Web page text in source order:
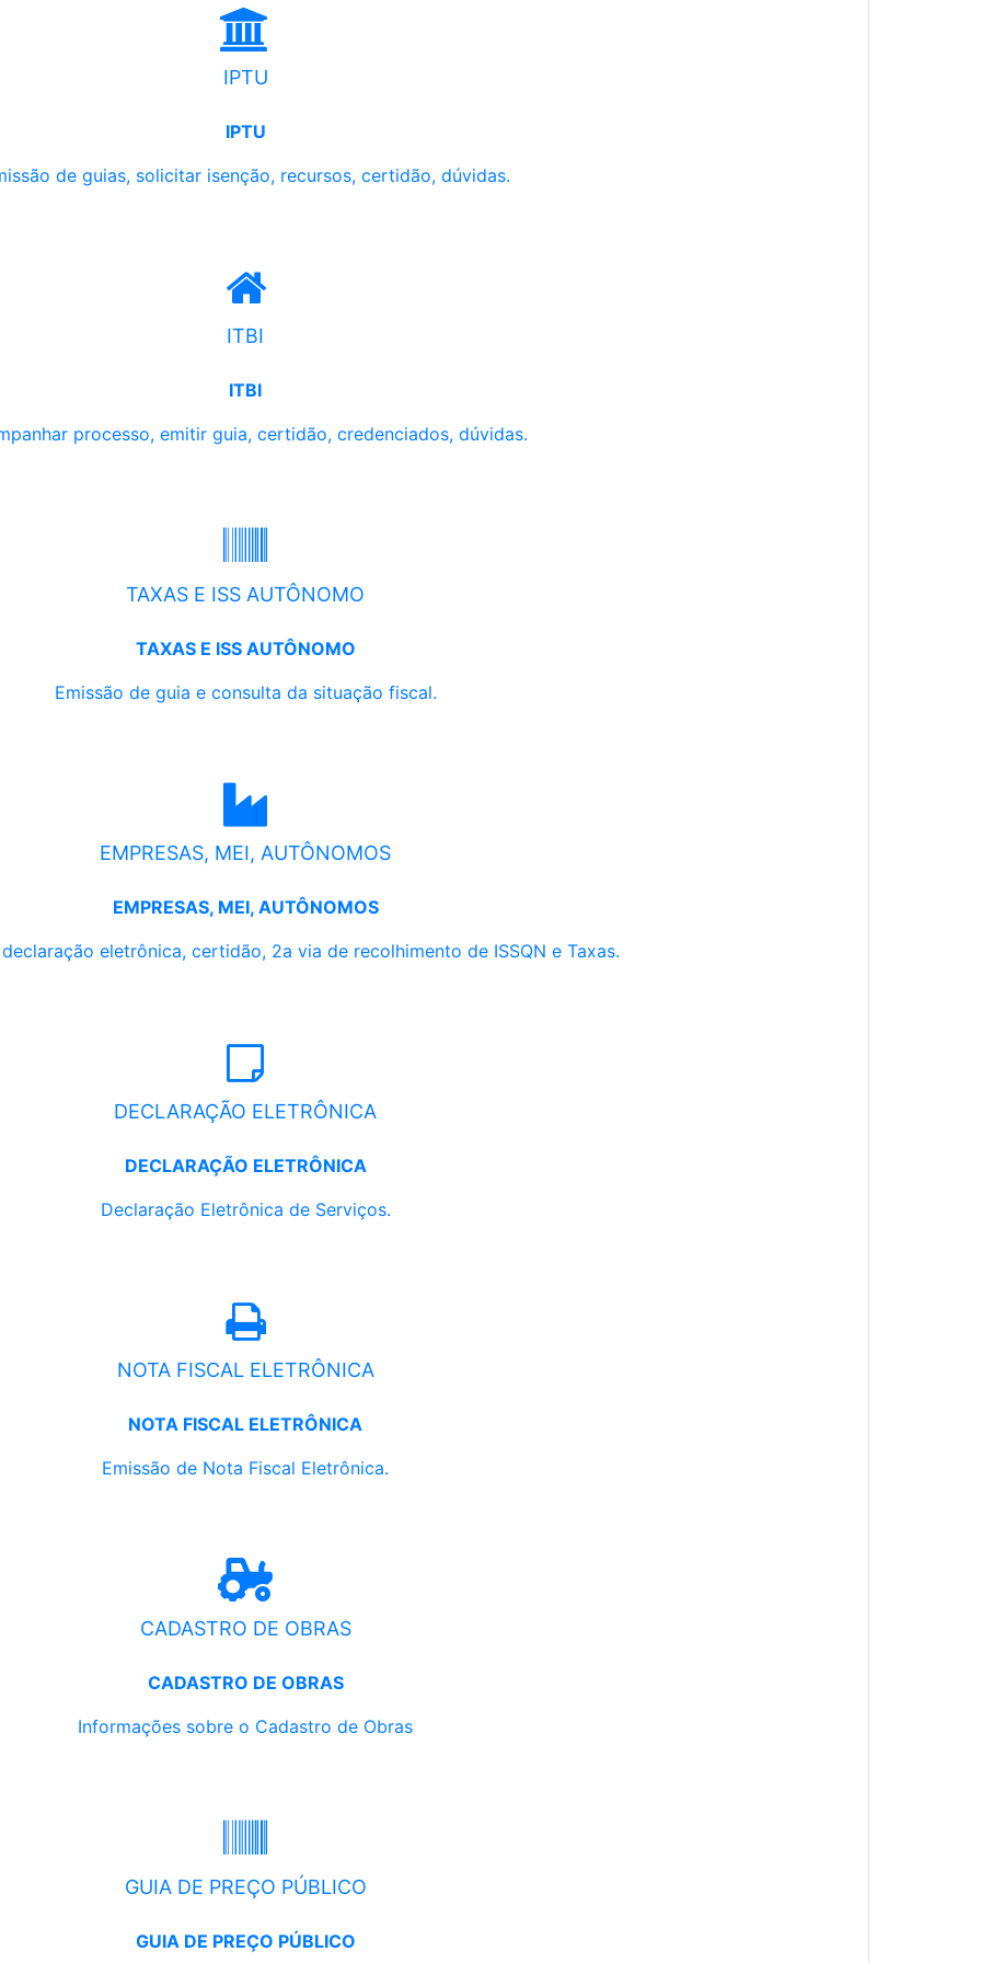
IPTU
IPTU
de guias, solicitar isenção, recursos, certidão, dúvidas.
ITBI
ITBI
processo, emitir guia, certidão, credenciados, dúvidas.
TAXAS E ISS AUTÔNOMO
TAXAS E ISS AUTÔNOMO
Emissão de guia e consulta da situação fiscal.
EMPRESAS, MEI, AUTÔNOMOS
EMPRESAS, MEI, AUTÔNOMOS
eletrônica, certidão, 2a via de recolhimento de ISSQN e Taxas.
DECLARAÇÃO ELETRÔNICA
DECLARAÇÃO ELETRÔNICA
Declaração Eletrônica de Serviços.
NOTA FISCAL ELETRÔNICA
NOTA FISCAL ELETRÔNICA
Emissão de Nota Fiscal Eletrônica.
CADASTRO DE OBRAS
CADASTRO DE OBRAS
Informações sobre o Cadastro de Obras
GUIA DE PREÇO PÚBLICO
GUIA DE PREÇO PÚBLICO